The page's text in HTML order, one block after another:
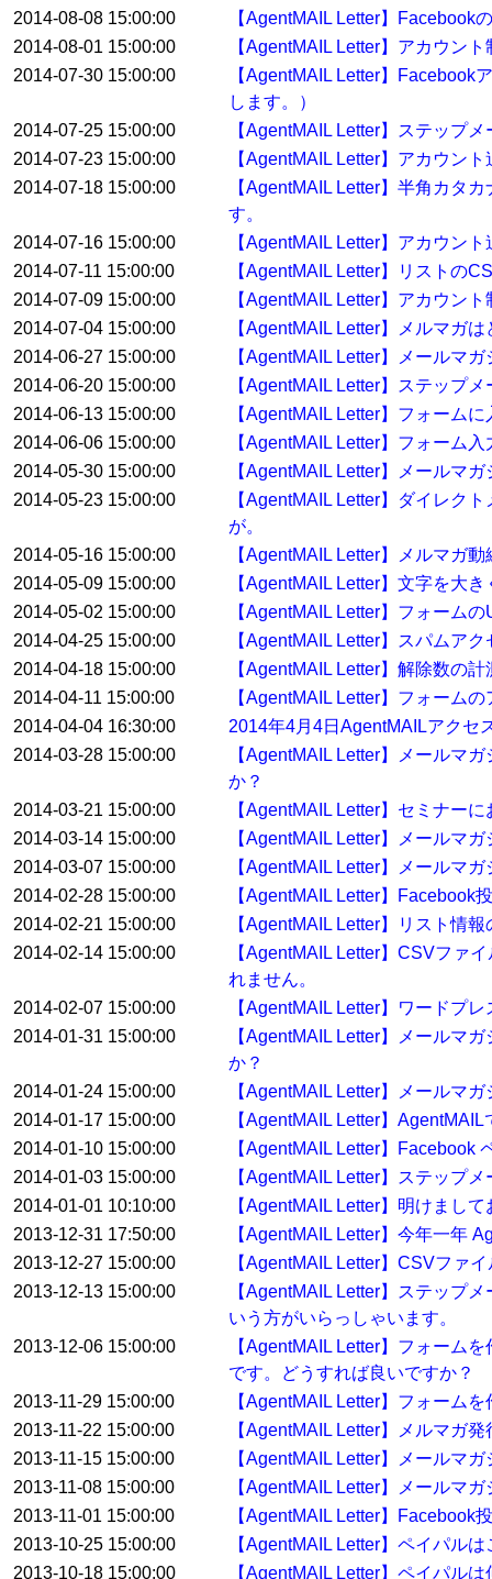
2014-08-08 15:00:00
【AgentMAIL Letter】
2014-08-01 15:00:00
【AgentMAIL Letter】アカウン
2014-07-30 15:00:00
【AgentMAIL Letter】
します。）
2014-07-25 15:00:00
【AgentMAIL Letter】ステップ
2014-07-23 15:00:00
【AgentMAIL Letter】アカウン
2014-07-18 15:00:00
【AgentMAIL Letter】半角カタ
す。
2014-07-16 15:00:00
【AgentMAIL Letter】アカウン
2014-07-11 15:00:00
【AgentMAIL Letter】リストの
2014-07-09 15:00:00
【AgentMAIL Letter】アカウン
2014-07-04 15:00:00
【AgentMAIL Letter】メルマガ
2014-06-27 15:00:00
【AgentMAIL Letter】メールマ
2014-06-20 15:00:00
【AgentMAIL Letter】ステップ
2014-06-13 15:00:00
【AgentMAIL Letter】フォーム
2014-06-06 15:00:00
【AgentMAIL Letter】フォーム
2014-05-30 15:00:00
【AgentMAIL Letter】メールマ
2014-05-23 15:00:00
【AgentMAIL Letter】ダイレク
が。
2014-05-16 15:00:00
【AgentMAIL Letter】メルマガ
2014-05-09 15:00:00
【AgentMAIL Letter】文字を大
2014-05-02 15:00:00
【AgentMAIL Letter】フォーム
2014-04-25 15:00:00
【AgentMAIL Letter】スパムア
2014-04-18 15:00:00
【AgentMAIL Letter】解除数の
2014-04-11 15:00:00
【AgentMAIL Letter】フォーム
2014-04-04 16:30:00
2014年4月4日AgentMAILアクセ
2014-03-28 15:00:00
【AgentMAIL Letter】メールマ
か？
2014-03-21 15:00:00
【AgentMAIL Letter】セミナー
2014-03-14 15:00:00
【AgentMAIL Letter】メールマ
2014-03-07 15:00:00
【AgentMAIL Letter】メールマ
2014-02-28 15:00:00
【AgentMAIL Letter】Facebook
2014-02-21 15:00:00
【AgentMAIL Letter】リスト情
2014-02-14 15:00:00
【AgentMAIL Letter】CSVファ
れません。
2014-02-07 15:00:00
【AgentMAIL Letter】ワードプ
2014-01-31 15:00:00
【AgentMAIL Letter】メールマ
か？
2014-01-24 15:00:00
【AgentMAIL Letter】メールマ
2014-01-17 15:00:00
【AgentMAIL Letter】
2014-01-10 15:00:00
【AgentMAIL Letter】Facebook
2014-01-03 15:00:00
【AgentMAIL Letter】ステップ
2014-01-01 10:10:00
【AgentMAIL Letter】明けまし
2013-12-31 17:50:00
【AgentMAIL Letter】今年一年
2013-12-27 15:00:00
【AgentMAIL Letter】CSVファ
2013-12-13 15:00:00
【AgentMAIL Letter】ステップ
いう方がいらっしゃいます。
2013-12-06 15:00:00
【AgentMAIL Letter】フォーム
です。どうすれば良いですか？
2013-11-29 15:00:00
【AgentMAIL Letter】フォーム
2013-11-22 15:00:00
【AgentMAIL Letter】メルマガ
2013-11-15 15:00:00
【AgentMAIL Letter】メールマ
2013-11-08 15:00:00
【AgentMAIL Letter】メールマ
2013-11-01 15:00:00
【AgentMAIL Letter】Facebook
2013-10-25 15:00:00
【AgentMAIL Letter】ペイパル
2013-10-18 15:00:00
【AgentMAIL Letter】ペイパル